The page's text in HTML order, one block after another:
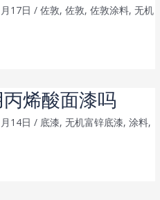
17日/佐敦,佐敦,佐敦涂料,无机
烯酸面漆吗
14日/ 底漆,无机富锌底漆,涂料,